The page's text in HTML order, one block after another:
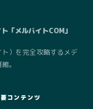
「メルバイトCOM」
）を完全攻略するメデ
。
コンテンツ